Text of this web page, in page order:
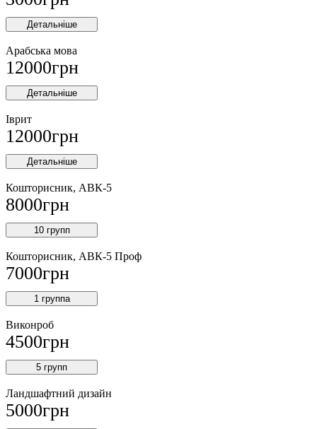
Детальніше
Арабська мова
12000грн
Детальніше
Іврит
12000грн
Детальніше
Кошторисник, АВК-5
8000грн
10 групп
Кошторисник, АВК-5 Проф
7000грн
1 группа
Виконроб
4500грн
5 групп
Ландшафтний дизайн
5000грн